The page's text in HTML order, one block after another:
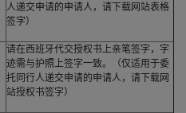
人递交申请的申请人，请下载网站表格
签字）
请在西班牙代交授权书上亲笔签字，字
迹需与护照上签字一致。（仅适用于委
托同行人递交申请的申请人，请下载网
站授权书签字）